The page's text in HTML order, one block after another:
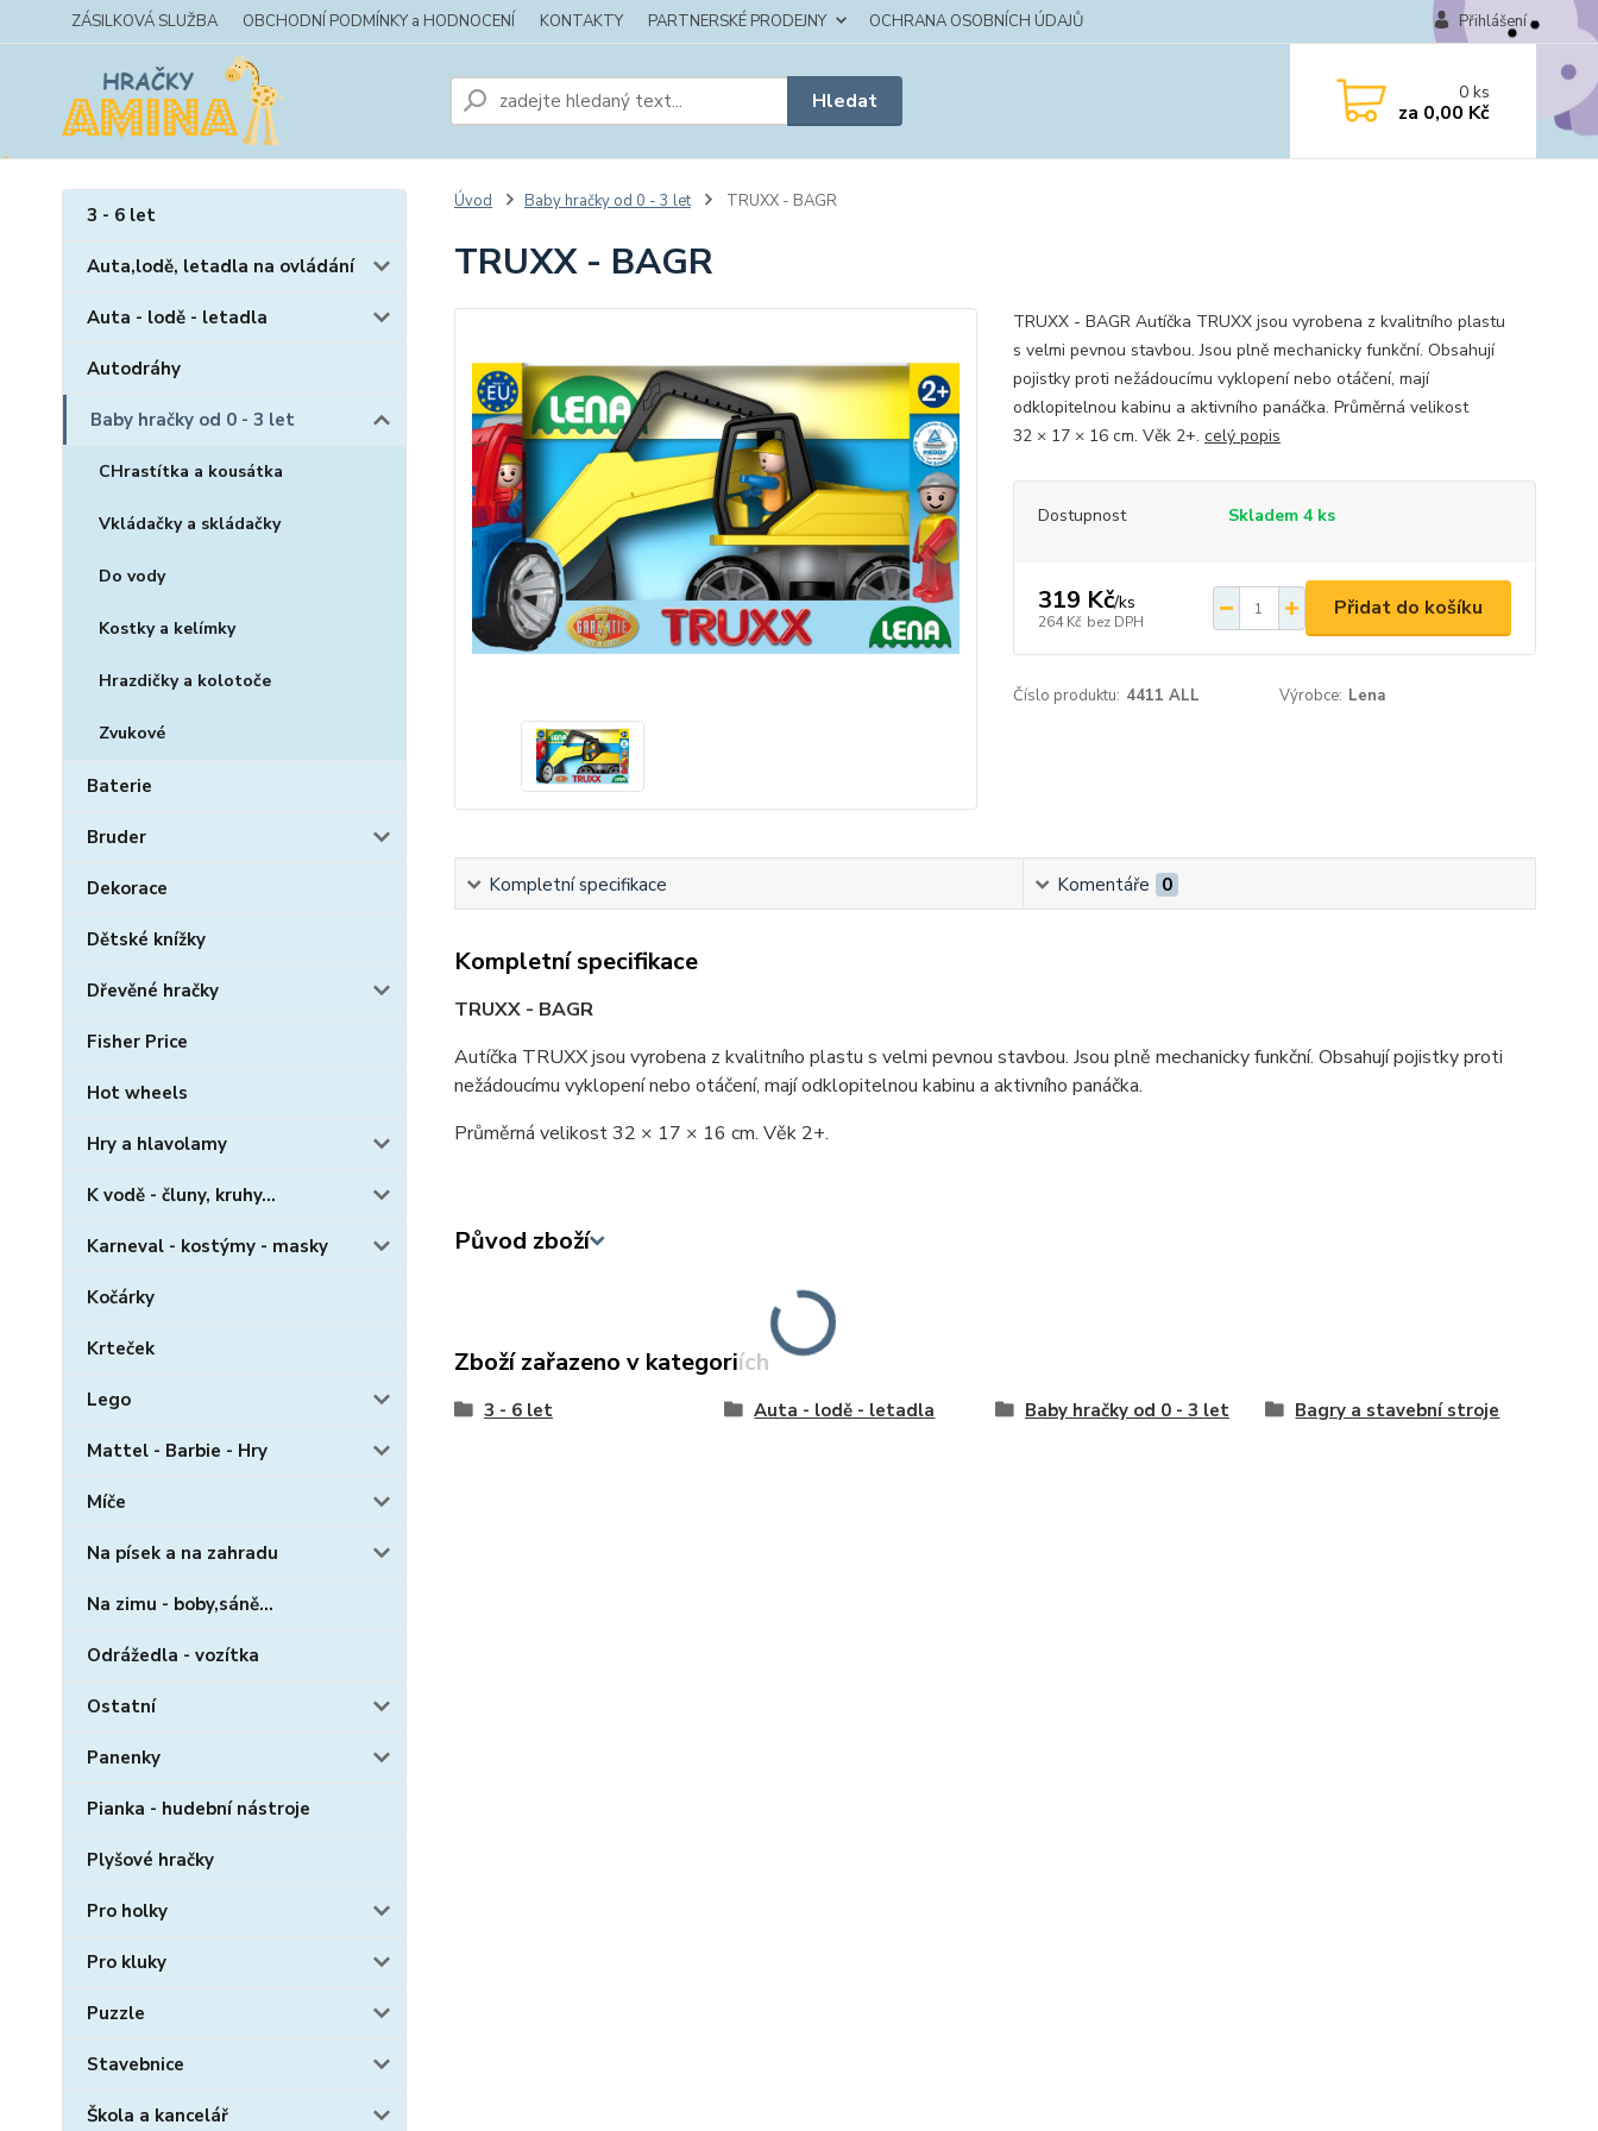
ZÁSILKOVÁ SLUŽBA OBCHODNÍ PODMÍNKY a HODNOCENÍ KONTAKTY PARTNERSKÉ PRODEJNY OCHRANA OSOBNÍCH ÚDAJŮ Přihlášení
Hledat 0ks
za 0,00 Kč
3 - 6 let
Auta,lodě, letadla na ovládání
Auta - lodě - letadla
Autodráhy
Baby hračky od 0 - 3 let
CHrastítka a kousátka
Vkládačky a skládačky
Do vody
Kostky a kelímky
Hrazdičky a kolotoče
Zvukové
Baterie
Bruder
Dekorace
Dětské knížky
Dřevěné hračky
Fisher Price
Hot wheels
Hry a hlavolamy
K vodě - čluny, kruhy...
Karneval - kostýmy - masky
Kočárky
Krteček
Lego
Mattel - Barbie - Hry
Míče
Na písek a na zahradu
Na zimu - boby,sáně...
Odrážedla - vozítka
Ostatní
Panenky
Pianka - hudební nástroje
Plyšové hračky
Pro holky
Pro kluky
Puzzle
Stavebnice
Škola a kancelář
Úvod Baby hračky od 0 - 3 let TRUXX - BAGR
TRUXX - BAGR
TRUXX - BAGR Autíčka TRUXX jsou vyrobena z kvalitního plastu
s velmi pevnou stavbou. Jsou plně mechanicky funkční. Obsahují
pojistky proti nežádoucímu vyklopení nebo otáčení, mají
odklopitelnou kabinu a aktivního panáčka. Průměrná velikost
32 × 17 × 16 cm. Věk 2+. celý popis
Dostupnost Skladem 4 ks
319 Kč/ks
264 Kč bez DPH
Přidat do košíku
Číslo produktu: 4411 ALL Výrobce: Lena
Kompletní specifikace Komentáře 0
Kompletní specifikace
TRUXX - BAGR
Autíčka TRUXX jsou vyrobena z kvalitního plastu s velmi pevnou stavbou. Jsou plně mechanicky funkční. Obsahují pojistky proti
nežádoucímu vyklopení nebo otáčení, mají odklopitelnou kabinu a aktivního panáčka.
Průměrná velikost 32 × 17 × 16 cm. Věk 2+.
Původ zboží
Zboží zařazeno v kategoriích
3 - 6 let Auta - lodě - letadla Baby hračky od 0 - 3 let Bagry a stavební stroje